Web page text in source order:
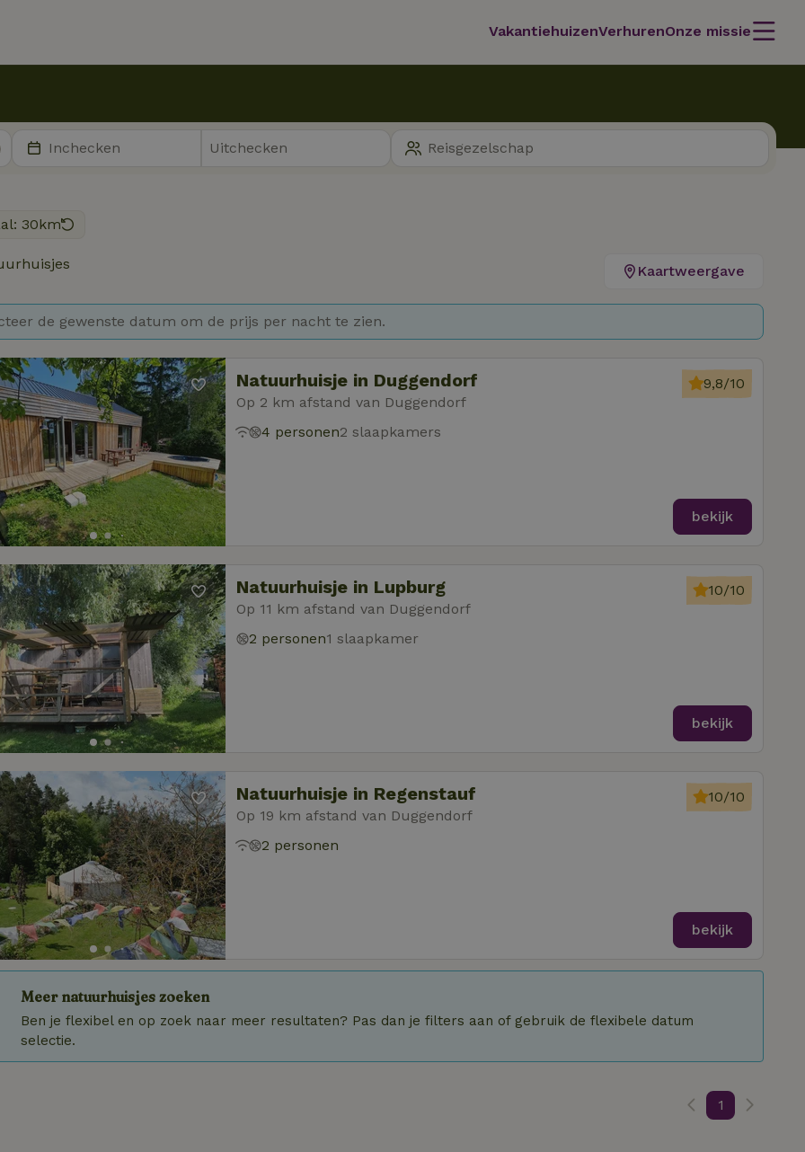
VakantiehuizenVerhurenOnze missie
30km
Kaartweergave
de gewenste datum om de prijs per nacht te zien.
Natuurhuisje in Duggendorf
Op 2 km afstand van Duggendorf
9,8/10
4 personen2 slaapkamers
bekijk
Natuurhuisje in Lupburg
Op 11 km afstand van Duggendorf
10/10
2 personen1 slaapkamer
bekijk
Natuurhuisje in Regenstauf
Op 19 km afstand van Duggendorf
10/10
2 personen
bekijk
Meer natuurhuisjes zoeken
Ben je flexibel en op zoek naar meer resultaten? Pas dan je filters aan of gebruik de flexibele datum
selectie.
1